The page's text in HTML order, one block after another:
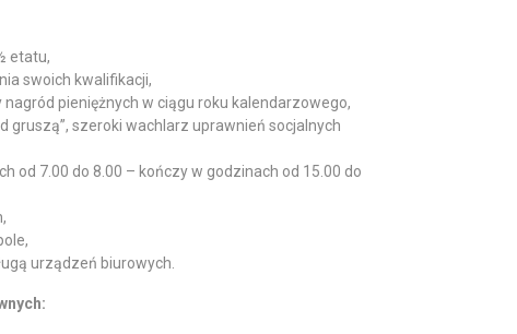
etatu,
swoich kwalifikacji,
pieniężnych w ciągu roku kalendarzowego,
gruszą”, szeroki wachlarz uprawnień socjalnych
od 7.00 do 8.00 – kończy w godzinach od 15.00 do
urządzeń biurowych.